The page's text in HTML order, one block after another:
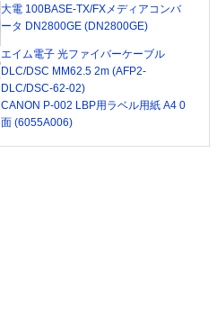
大電 100BASE-TX/FXメディアコンバ
ータ DN2800GE (DN2800GE)
エイム電子 光ファイバーケーブル
DLC/DSC MM62.5 2m (AFP2-
DLC/DSC-62-02)
CANON P-002 LBP用ラベル用紙 A4 0
面 (6055A006)